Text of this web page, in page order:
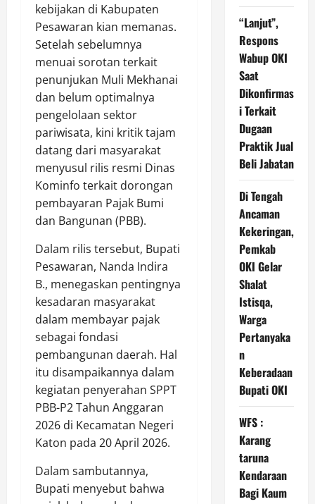
kebijakan di Kabupaten
Pesawaran kian memanas.
Setelah sebelumnya
menuai sorotan terkait
penunjukan Muli Mekhanai
dan belum optimalnya
pengelolaan sektor
pariwisata, kini kritik tajam
datang dari masyarakat
menyusul rilis resmi Dinas
Kominfo terkait dorongan
pembayaran Pajak Bumi
dan Bangunan (PBB).
Dalam rilis tersebut, Bupati
Pesawaran, Nanda Indira
B., menegaskan pentingnya
kesadaran masyarakat
dalam membayar pajak
sebagai fondasi
pembangunan daerah. Hal
itu disampaikannya dalam
kegiatan penyerahan SPPT
PBB-P2 Tahun Anggaran
2026 di Kecamatan Negeri
Katon pada 20 April 2026.
Dalam sambutannya,
Bupati menyebut bahwa
“Lanjut”,
Respons
Wabup OKI
Saat
Dikonfirmas
i Terkait
Dugaan
Praktik Jual
Beli Jabatan
Di Tengah
Ancaman
Kekeringan,
Pemkab
OKI Gelar
Shalat
Istisqa,
Warga
Pertanyaka
n
Keberadaan
Bupati OKI
WFS :
Karang
taruna
Kendaraan
Bagi Kaum